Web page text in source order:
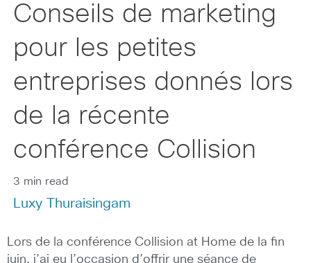
Conseils de marketing
pour les petites
entreprises donnés lors
de la récente
conférence Collision
3 min read
Luxy Thuraisingam
Lors de la conférence Collision at Home de la fin
juin, j’ai eu l’occasion d’offrir une séance de